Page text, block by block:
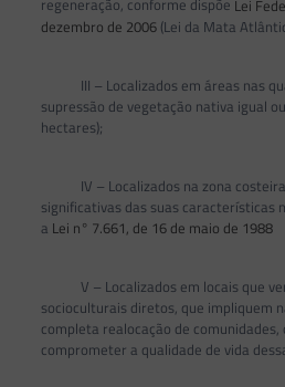
regeneração, conforme dispõe Lei
dezembro de 2006(Lei da Mata
III – Localizados em áreas nas
supressão de vegetação nativa igual
hectares);
IV – Localizados na zona costeira
significativas das suas características
a Lei n° 7.661, de 16 de maio de 1988
V – Localizados em locais que
socioculturais diretos, que impliquem
completa realocação de comunidades,
comprometer a qualidade de vida